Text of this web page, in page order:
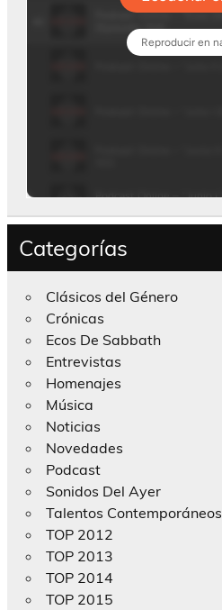
Categorías
Clásicos del Género
Crónicas
Ecos De Sabbath
Entrevistas
Homenajes
Música
Noticias
Novedades
Podcast
Sonidos Del Ayer
Talentos Contemporáneos
TOP 2012
TOP 2013
TOP 2014
TOP 2015